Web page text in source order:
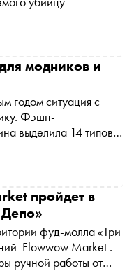
модников и
годом ситуация с
Фэшн-
выделила 14 типов
пройдет в
фуд-молла «Три
Flowwow Market .
ручной работы от